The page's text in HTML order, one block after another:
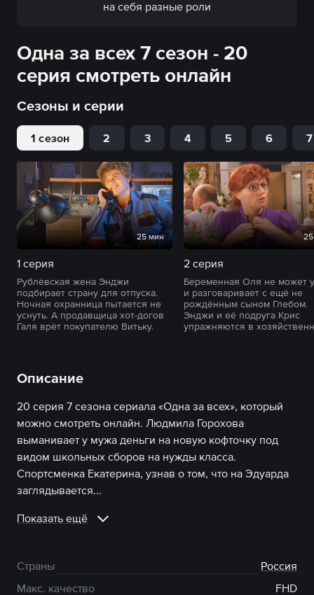
на себя разные роли
Одна за всех 7 сезон - 20
серия смотреть онлайн
Сезоны и серии
1 сезон 2 3 4 5 6 7
25 мин
1 серия
Рублёвская жена Энджи
подбирает страну для отпуска.
Ночная охранница пытается не
уснуть. А продавщица хот-догов
Галя врёт покупателю Витьку.
2 серия
Беременная Оля не может
и разговаривает с ещё не
рождённым сыном Глебом.
Энджи и её подруга Крис
упражняются в
Описание
20 серия 7 сезона сериала «Одна за всех», который
можно смотреть онлайн. Людмила Горохова
выманивает у мужа деньги на новую кофточку под
видом школьных сборов на нужды класса.
Спортсменка Екатерина, узнав о том, что на Эдуарда
заглядывается...
Показать ещё
Страны
Россия
Макс. качество
FHD